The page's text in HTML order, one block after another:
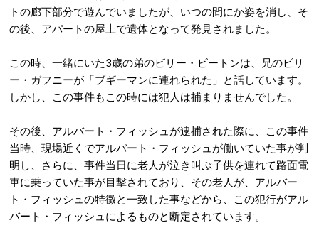
トの廊下部分で遊んでいましたが、いつの間にか姿を消し、そ
の後、アパートの屋上で遺体となって発見されました。
この時、一緒にいた3歳の弟のビリー・ビートンは、兄のビリ
ー・ガフニーが「ブギーマンに連れられた」と話しています。
しかし、この事件もこの時には犯人は捕まりませんでした。
その後、アルバート・フィッシュが逮捕された際に、この事件
当時、現場近くでアルバート・フィッシュが働いていた事が判
明し、さらに、事件当日に老人が泣き叫ぶ子供を連れて路面電
車に乗っていた事が目撃されており、その老人が、アルバー
ト・フィッシュの特徴と一致した事などから、この犯行がアル
バート・フィッシュによるものと断定されています。